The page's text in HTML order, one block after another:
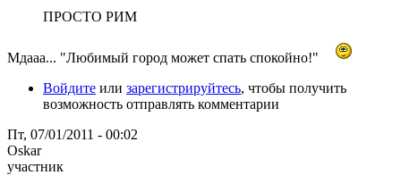
ПРОСТО РИМ
Мдааа... "Любимый город может спать спокойно!"
Войдите или зарегистрируйтесь, чтобы получить
возможность отправлять комментарии
Пт, 07/01/2011 - 00:02
Oskar
участник